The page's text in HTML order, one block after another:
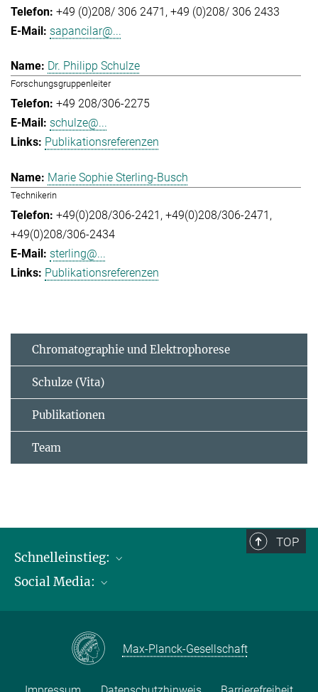
+49 (0)208/ 306 2471 +49 (0)208/ 306 2433
sapancilar@...
Dr. Philipp Schulze
Forschungsgruppenleiter
+49 208/306-2275
schulze@...
Publikationsreferenzen
Marie Sophie Sterling-Busch
Technikerin
+49(0)208/306-2421 +49(0)208/306-2471
+49(0)208/306-2434
sterling@...
Publikationsreferenzen
Chromatographie und Elektrophorese
Schulze (Vita)
Publikationen
Team
TOP
Schnelleinstieg:
Publikationen
Kontakt und Anfahrtsbeschreibung
Social Media:
Max-Planck-Gesellschaft